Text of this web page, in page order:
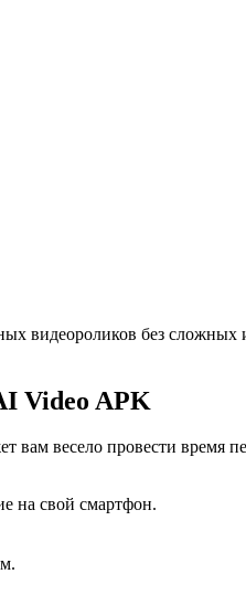
видеороликов без
Video APK
вам весело провести
на свой смартфон.